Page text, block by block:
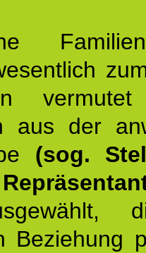
vermutet
aus der
(sog.
Beziehung